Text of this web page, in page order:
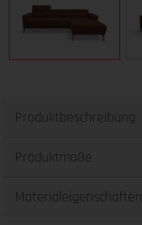
Produktbeschreibung
Produktmaße
Materialeigenschaften